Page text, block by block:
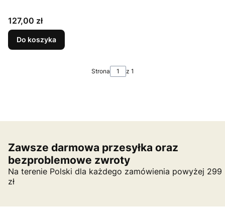
Cena
127,00 zł
Do koszyka
Strona z 1
Zawsze darmowa przesyłka oraz
bezproblemowe zwroty
Na terenie Polski dla każdego zamówienia powyżej 299
zł